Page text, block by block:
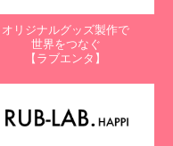
オリジナルグッズ製作で
世界をつなぐ
【ラブエンタ】